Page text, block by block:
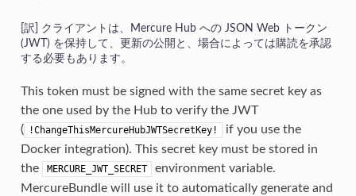
クライアントは、Mercure Hub への JSON Web トークン
(JWT) を保持して、更新の公開と、場合によっては購読を承認
する必要もあります。
This token must be signed with the same secret key as
the one used by the Hub to verify the JWT
(
!ChangeThisMercureHubJWTSecretKey!
if you use the
Docker integration). This secret key must be stored in
the
MERCURE_JWT_SECRET
environment variable.
MercureBundle will use it to automatically generate and